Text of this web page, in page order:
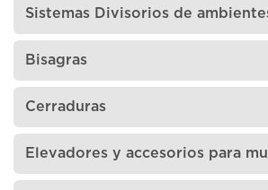
Sistemas Divisorios de
Bisagras
Cerraduras
Elevadores y accesorios para